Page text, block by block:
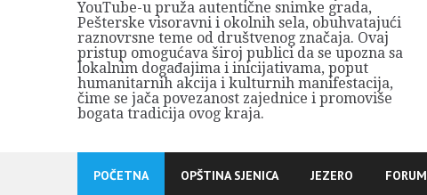
YouTube-u pruža autentične snimke grada,
Pešterske visoravni i okolnih sela, obuhvatajući
raznovrsne teme od društvenog značaja. Ovaj
pristup omogućava široj publici da se upozna sa
lokalnim događajima i inicijativama, poput
humanitarnih akcija i kulturnih manifestacija,
čime se jača povezanost zajednice i promoviše
bogata tradicija ovog kraja.
POČETNA OPŠTINA SJENICA JEZERO FORUM